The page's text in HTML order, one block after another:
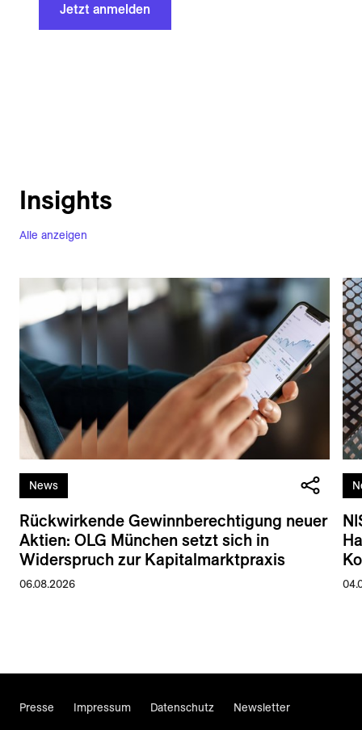
Jetzt anmelden
Alle anzeigen
Insights
News
Rückwirkende Gewinnberechtigung neuer
Aktien: OLG München setzt sich in
Widerspruch zur Kapitalmarktpraxis
06.08.2026
Presse Impressum Datenschutz Newsletter